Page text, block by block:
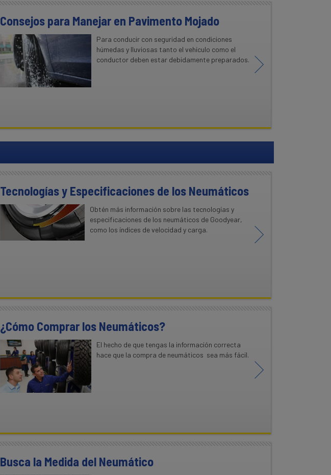
Consejos para Manejar en Pavimento Mojado
Para conducir con seguridad en condiciones
húmedas y lluviosas tanto el vehículo como el
conductor deben estar debidamente preparados.
Tecnologías y Especificaciones de los Neumáticos
Obtén más información sobre las tecnologías y
especificaciones de los neumáticos de Goodyear,
como los índices de velocidad y carga.
¿Cómo Comprar los Neumáticos?
El hecho de que tengas la información correcta
hace que la compra de neumáticos sea más fácil.
Busca la Medida del Neumático